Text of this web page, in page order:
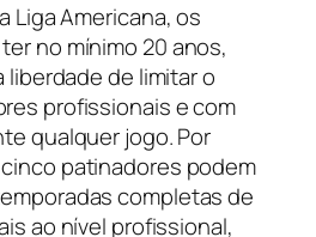
Liga Americana, os
no mínimo 20 anos,
liberdade de limitar o
profissionais e com
qualquer jogo. Por
patinadores podem
completas de
ao nível profissional,